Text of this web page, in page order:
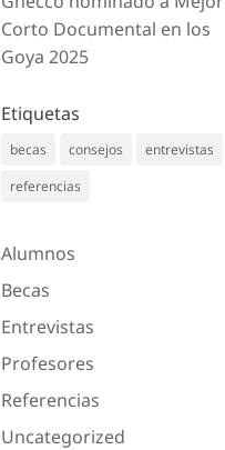
Corto Documental en los
Goya 2025
Etiquetas
becas consejos
entrevistas
referencias
Alumnos
Becas
Entrevistas
Profesores
Referencias
Uncategorized